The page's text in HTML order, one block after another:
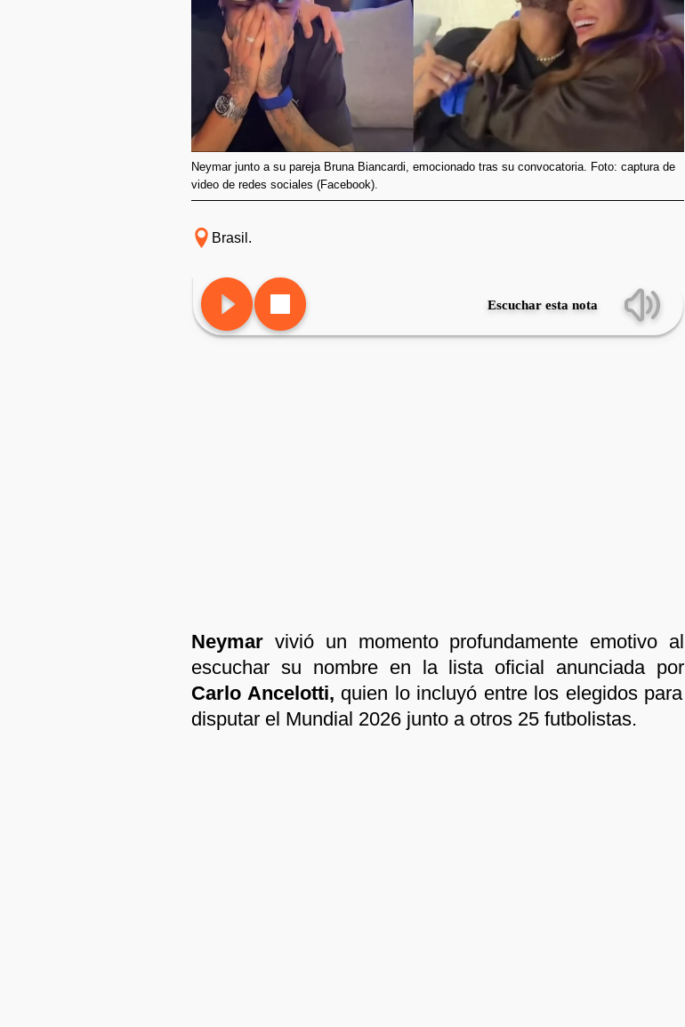
Neymar junto a su pareja Bruna Biancardi, emocionado tras su convocatoria. Foto: captura de
video de redes sociales (Facebook).
Brasil.
Escuchar esta nota
Neymar vivió un momento profundamente emotivo al
escuchar su nombre en la lista oficial anunciada por
Carlo Ancelotti, quien lo incluyó entre los elegidos para
disputar el Mundial 2026 junto a otros 25 futbolistas.